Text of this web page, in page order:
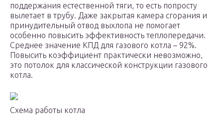
поддержания естественной тяги, то есть попросту
вылетает в трубу. Даже закрытая камера сгорания и
принудительный отвод выхлопа не помогает
особенно повысить эффективность теплопередачи.
Среднее значение КПД для газового котла – 92%.
Повысить коэффициент практически невозможно,
это потолок для классической конструкции газового
котла.
Схема работы котла